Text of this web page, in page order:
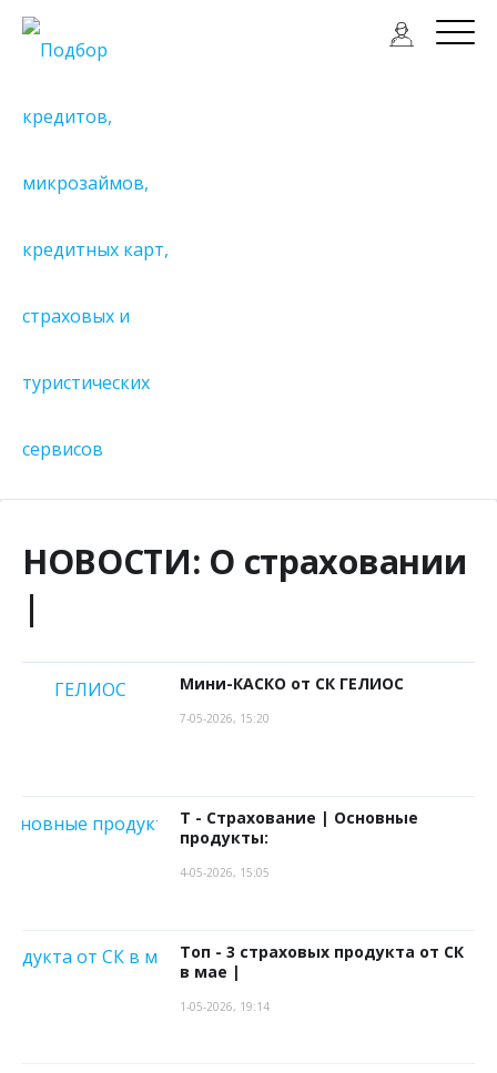
НОВОСТИ: О страховании
|
Мини-КАСКО от СК ГЕЛИОС
7-05-2026, 15:20
Т - Страхование | Основные
продукты:
4-05-2026, 15:05
Топ - 3 страховых продукта от СК
в мае |
1-05-2026, 19:14